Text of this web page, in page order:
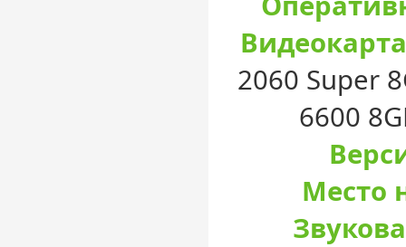
2060 Super
6600
Место